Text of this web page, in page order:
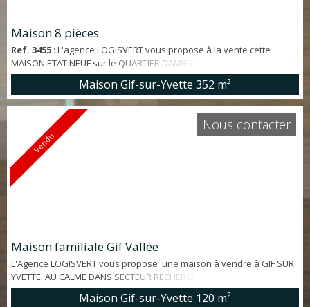
Maison 8 pièces
Ref. 3455 : L'agence LOGISVERT vous propose à la vente cette
MAISON ETAT NEUF sur le QUARTIER DAMIETTE à Gif-sur-Yvette.
Maison 8 pièces de 352 m². Avec SOUS-SOL TOTAL ET PISCINE.
*Emplacement - Quartier Damiette - A 3' à pieds des écoles - A 8' à
pieds du RER - A 7' des commerces *Points forts - Beau jardin
paysagé de 1170 m² - Maison de 2000 - Parfait état - Sous sol total +
Garage 2 voitures - ...
Maison Gif-sur-Yvette 352 m²
Vendu
Maison familiale Gif Vallée
L'Agence LOGISVERT vous propose une maison à vendre à GIF SUR
YVETTE. AU CALME DANS SECTEUR RECHERCHE DE GIF VALLÉE, BEAU
POTENTIEL pour cette maison d'environ 120 m² (148 habitables) à
rafraichir offrant: entrée, séjour salle à manger ouvert sur
Maison Gif-sur-Yvette 120 m²
Nous contacter